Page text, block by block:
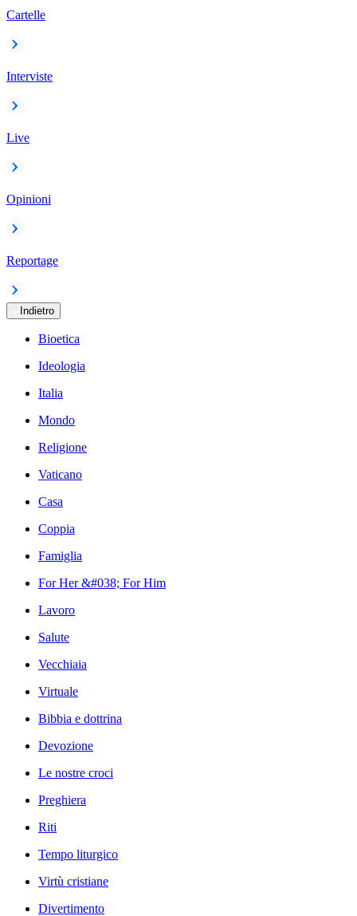
Cartelle
Interviste
Live
Opinioni
Reportage
Indietro
Bioetica
Ideologia
Italia
Mondo
Religione
Vaticano
Casa
Coppia
Famiglia
For Her &#038; For Him
Lavoro
Salute
Vecchiaia
Virtuale
Bibbia e dottrina
Devozione
Le nostre croci
Preghiera
Riti
Tempo liturgico
Virtù cristiane
Divertimento